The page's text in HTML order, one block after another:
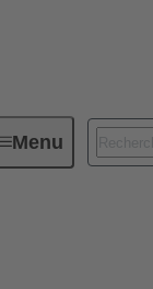
MenuConnectivité